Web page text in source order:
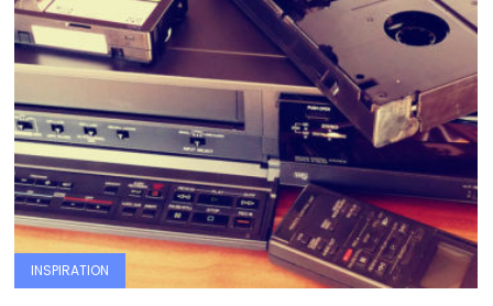
INSPIRATION